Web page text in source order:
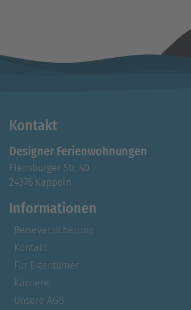
Kontakt
Designer Ferienwohnungen
Flensburger Str. 40
24376 Kappeln
Informationen
Reiseversicherung
Kontakt
Für Eigentümer
Karriere
Unsere AGB